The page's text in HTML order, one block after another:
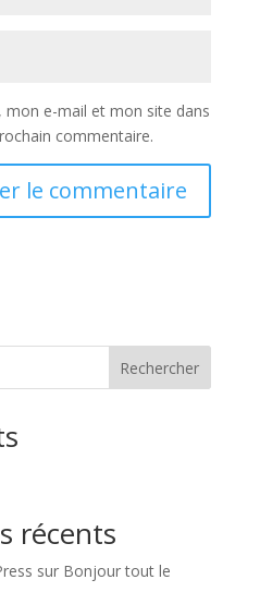
mon e-mail et mon site dans
commentaire.
Rechercher
récents
sur Bonjour tout le